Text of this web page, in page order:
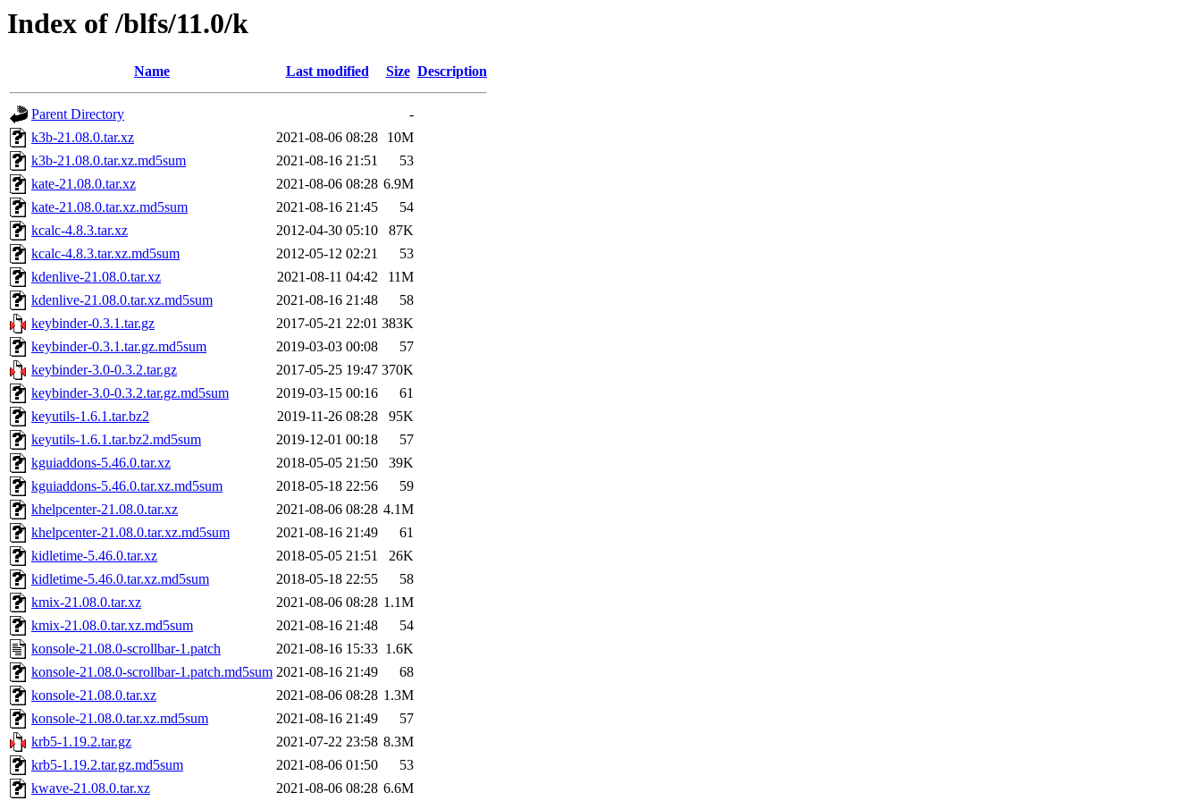
Index of /blfs/11.0/k
Name Last modified Size Description
Parent Directory
-
k3b-21.08.0.tar.xz
2021-08-06 08:28
10M
k3b-21.08.0.tar.xz.md5sum
2021-08-16 21:51
53
kate-21.08.0.tar.xz
2021-08-06 08:28 6.9M
kate-21.08.0.tar.xz.md5sum
2021-08-16 21:45
54
kcalc-4.8.3.tar.xz
2012-04-30 05:10
87K
kcalc-4.8.3.tar.xz.md5sum
2012-05-12 02:21
53
kdenlive-21.08.0.tar.xz
2021-08-11 04:42
11M
kdenlive-21.08.0.tar.xz.md5sum
2021-08-16 21:48
58
keybinder-0.3.1.tar.gz
2017-05-21 22:01 383K
keybinder-0.3.1.tar.gz.md5sum
2019-03-03 00:08
57
keybinder-3.0-0.3.2.tar.gz
2017-05-25 19:47 370K
keybinder-3.0-0.3.2.tar.gz.md5sum
2019-03-15 00:16
61
keyutils-1.6.1.tar.bz2
2019-11-26 08:28
95K
keyutils-1.6.1.tar.bz2.md5sum
2019-12-01 00:18
57
kguiaddons-5.46.0.tar.xz
2018-05-05 21:50
39K
kguiaddons-5.46.0.tar.xz.md5sum
2018-05-18 22:56
59
khelpcenter-21.08.0.tar.xz
2021-08-06 08:28 4.1M
khelpcenter-21.08.0.tar.xz.md5sum
2021-08-16 21:49
61
kidletime-5.46.0.tar.xz
2018-05-05 21:51
26K
kidletime-5.46.0.tar.xz.md5sum
2018-05-18 22:55
58
kmix-21.08.0.tar.xz
2021-08-06 08:28 1.1M
kmix-21.08.0.tar.xz.md5sum
2021-08-16 21:48
54
konsole-21.08.0-scrollbar-1.patch
2021-08-16 15:33 1.6K
konsole-21.08.0-scrollbar-1.patch.md5sum 2021-08-16 21:49
68
konsole-21.08.0.tar.xz
2021-08-06 08:28 1.3M
konsole-21.08.0.tar.xz.md5sum
2021-08-16 21:49
57
krb5-1.19.2.tar.gz
2021-07-22 23:58 8.3M
krb5-1.19.2.tar.gz.md5sum
2021-08-06 01:50
53
kwave-21.08.0.tar.xz
2021-08-06 08:28 6.6M